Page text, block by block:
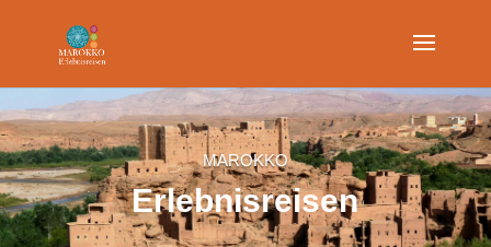
MAROKKO
Erlebnisreisen